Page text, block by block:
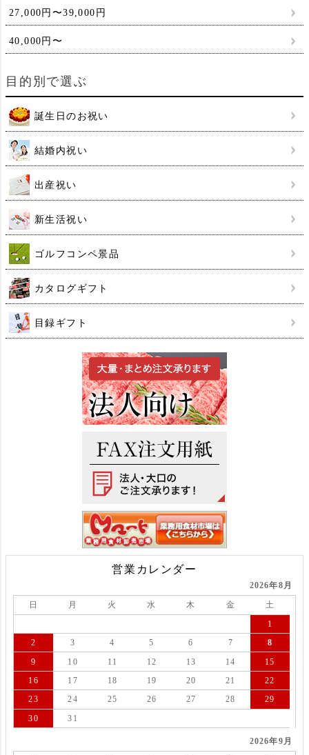
27,000円〜39,000円
40,000円〜
目的別で選ぶ
誕生日のお祝い
結婚内祝い
出産祝い
新生活祝い
ゴルフコンペ景品
カタログギフト
目録ギフト
営業カレンダー
2026年8月
日 月 火 水 木 金
土
1
2
3 4 5 6 7
8
9
10 11 12 13 14
15
16
17 18 19 20 21
22
23
24 25 26 27 28
29
30
31
2026年9月